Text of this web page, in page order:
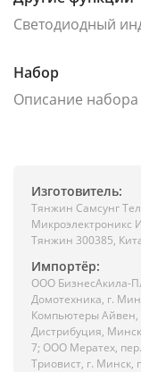
Светодиодный
Набор
Описание набора
Изготовитель:
Тянжин Самсунг
Микроэлектроникс
Тянжин 300385,
Импортёр:
ООО БизнесАкила-
Домотехника, г.
Компьютеры Айвен,
Дистрибуция,
7; ООО Мератех,
Триовист, г. Минск,